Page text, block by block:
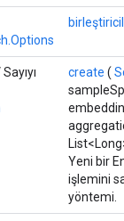
create (
Yeni bir
işlemini
yöntemi.